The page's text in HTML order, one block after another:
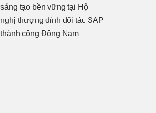
sáng tạo bền vững tại Hội
nghị thượng đỉnh đối tác SAP
thành công Đông Nam